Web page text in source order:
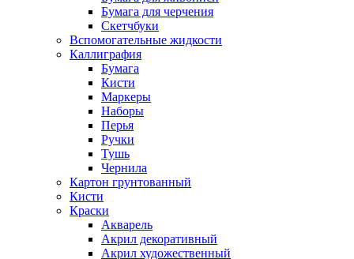
Бумага для черчения
Скетчбуки
Вспомогательные жидкости
Каллиграфия
Бумага
Кисти
Маркеры
Наборы
Перья
Ручки
Тушь
Чернила
Картон грунтованный
Кисти
Краски
Акварель
Акрил декоративный
Акрил художественный